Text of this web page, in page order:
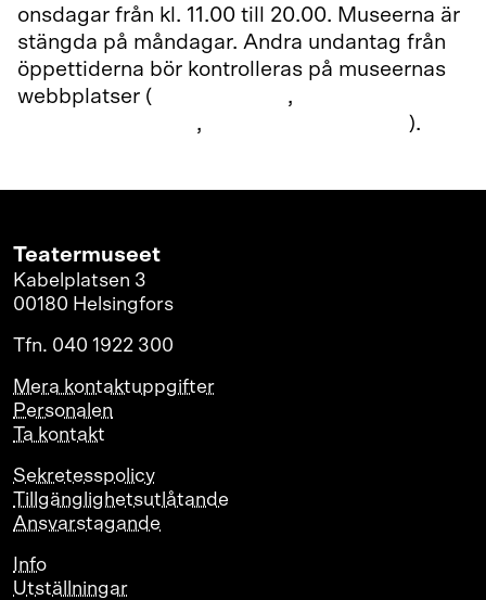
onsdagar från kl. 11.00 till 20.00. Museerna är
stängda på måndagar. Andra undantag från
öppettiderna bör kontrolleras på museernas
webbplatser (
,
, ).
Teatermuseet
Kabelplatsen 3
00180 Helsingfors
Tfn. 040 1922 300
Mera kontaktuppgifter
Personalen
Ta kontakt
Sekretesspolicy
Tillgänglighetsutlåtande
Ansvarstagande
Info
Utställningar